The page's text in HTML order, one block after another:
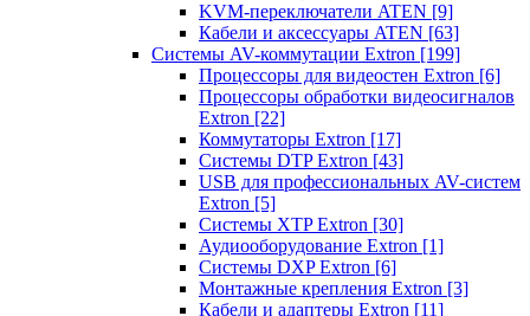
KVM-переключатели ATEN [9]
Кабели и аксессуары ATEN [63]
Системы AV-коммутации Extron [199]
Процессоры для видеостен Extron [6]
Процессоры обработки видеосигналов
Extron [22]
Коммутаторы Extron [17]
Системы DTP Extron [43]
USB для профессиональных AV-систем
Extron [5]
Системы XTP Extron [30]
Аудиооборудование Extron [1]
Системы DXP Extron [6]
Монтажные крепления Extron [3]
Кабели и адаптеры Extron [11]